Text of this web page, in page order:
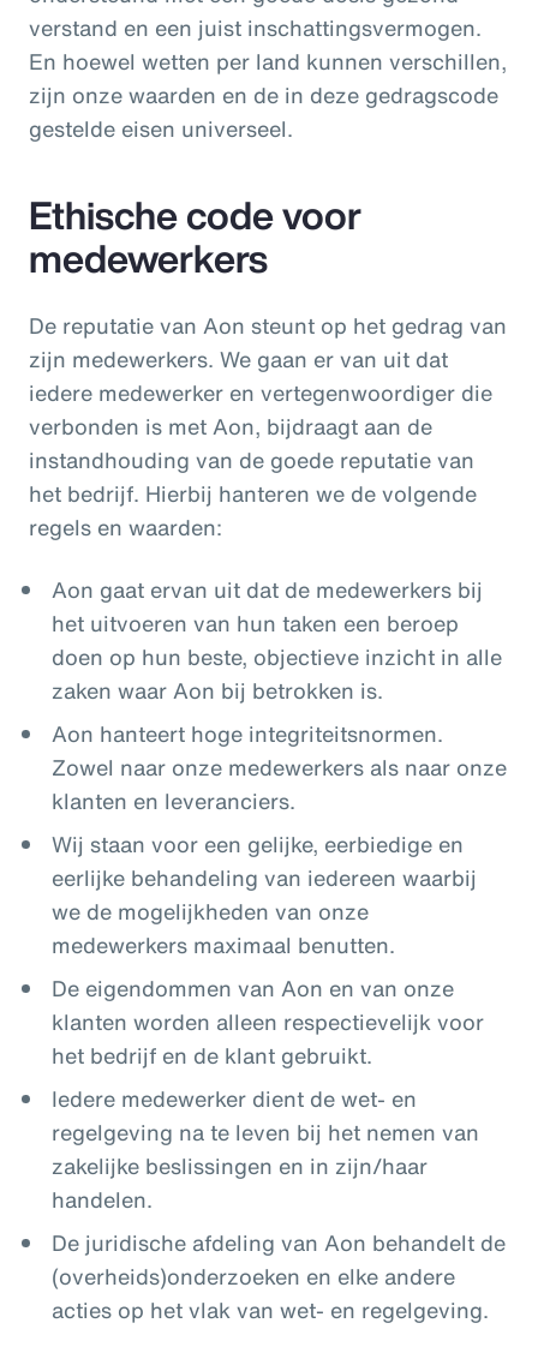
verstand en een juist inschattingsvermogen.
En hoewel wetten per land kunnen verschillen,
zijn onze waarden en de in deze gedragscode
gestelde eisen universeel.
Ethische code voor
medewerkers
De reputatie van Aon steunt op het gedrag van
zijn medewerkers. We gaan er van uit dat
iedere medewerker en vertegenwoordiger die
verbonden is met Aon, bijdraagt aan de
instandhouding van de goede reputatie van
het bedrijf. Hierbij hanteren we de volgende
regels en waarden:
Aon gaat ervan uit dat de medewerkers bij
het uitvoeren van hun taken een beroep
doen op hun beste, objectieve inzicht in alle
zaken waar Aon bij betrokken is.
Aon hanteert hoge integriteitsnormen.
Zowel naar onze medewerkers als naar onze
klanten en leveranciers.
Wij staan voor een gelijke, eerbiedige en
eerlijke behandeling van iedereen waarbij
we de mogelijkheden van onze
medewerkers maximaal benutten.
De eigendommen van Aon en van onze
klanten worden alleen respectievelijk voor
het bedrijf en de klant gebruikt.
Iedere medewerker dient de wet- en
regelgeving na te leven bij het nemen van
zakelijke beslissingen en in zijn/haar
handelen.
De juridische afdeling van Aon behandelt de
(overheids)onderzoeken en elke andere
acties op het vlak van wet- en regelgeving.